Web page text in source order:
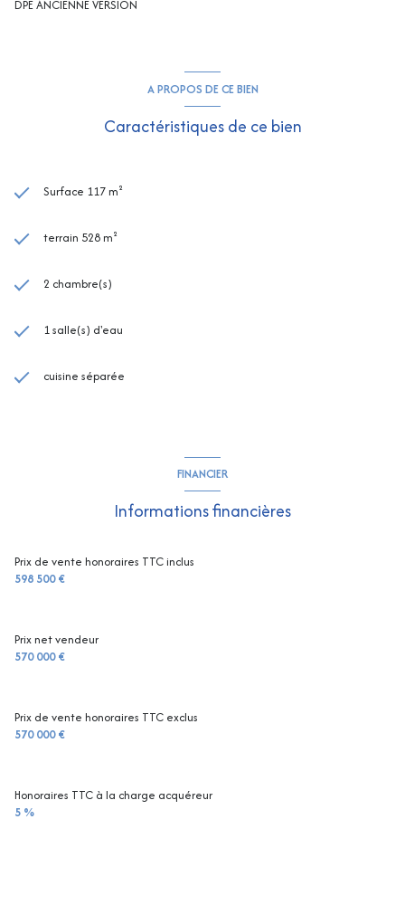
DPE ANCIENNE VERSION
A PROPOS DE CE BIEN
Caractéristiques de ce bien
Surface 117 m²
terrain 528 m²
2 chambre(s)
1 salle(s) d'eau
cuisine séparée
FINANCIER
Informations financières
Prix de vente honoraires TTC inclus
598 500 €
Prix net vendeur
570 000 €
Prix de vente honoraires TTC exclus
570 000 €
Honoraires TTC à la charge acquéreur
5 %